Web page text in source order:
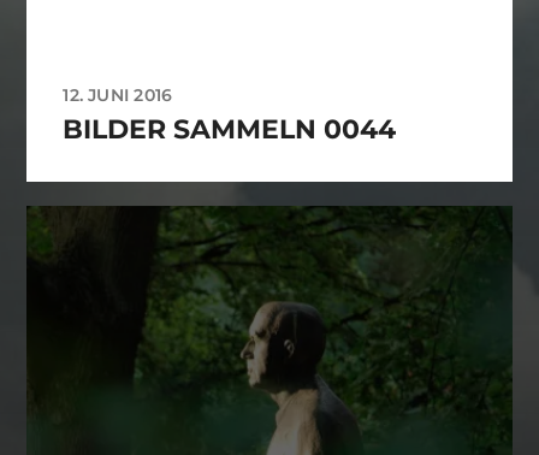
12. JUNI 2016
BILDER SAMMELN 0044